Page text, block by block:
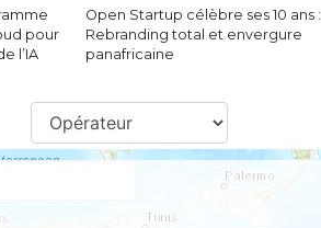
pour
l’IA
Open Startup célèbre ses 10 ans :
Rebranding total et envergure
panafricaine